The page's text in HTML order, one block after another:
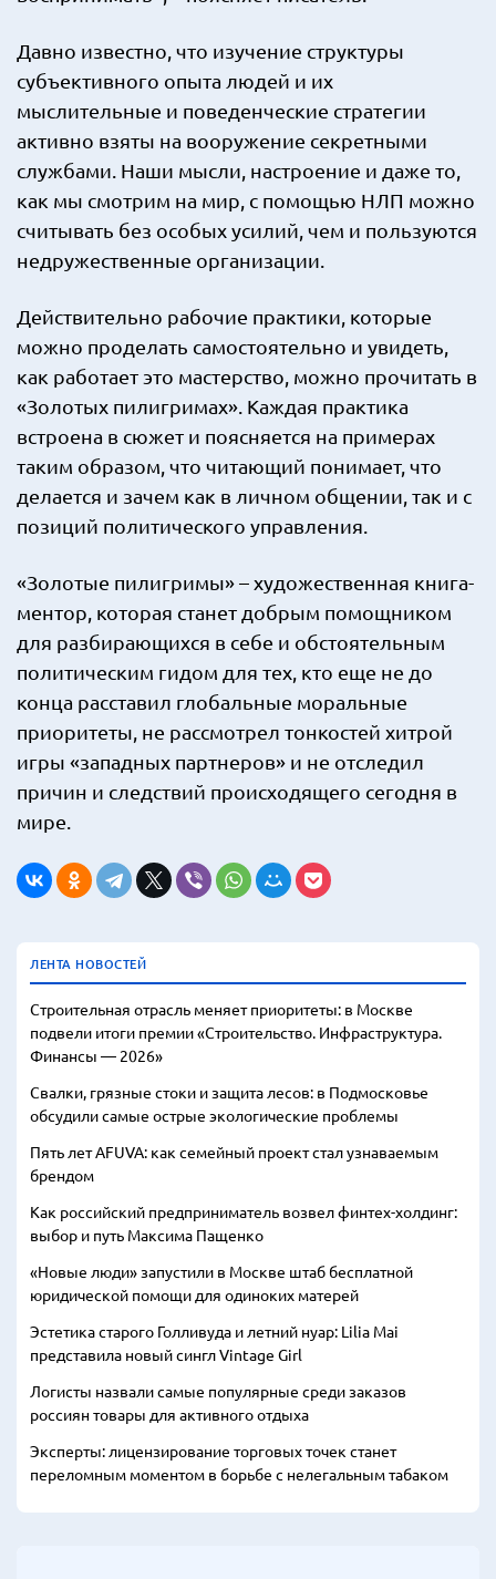
Давно известно, что изучение структуры
субъективного опыта людей и их
мыслительные и поведенческие стратегии
активно взяты на вооружение секретными
службами. Наши мысли, настроение и даже то,
как мы смотрим на мир, с помощью НЛП можно
считывать без особых усилий, чем и пользуются
недружественные организации.
Действительно рабочие практики, которые
можно проделать самостоятельно и увидеть,
как работает это мастерство, можно прочитать в
«Золотых пилигримах». Каждая практика
встроена в сюжет и поясняется на примерах
таким образом, что читающий понимает, что
делается и зачем как в личном общении, так и с
позиций политического управления.
«Золотые пилигримы» – художественная книга-
ментор, которая станет добрым помощником
для разбирающихся в себе и обстоятельным
политическим гидом для тех, кто еще не до
конца расставил глобальные моральные
приоритеты, не рассмотрел тонкостей хитрой
игры «западных партнеров» и не отследил
причин и следствий происходящего сегодня в
мире.
ЛЕНТА НОВОСТЕЙ
Строительная отрасль меняет приоритеты: в Москве
подвели итоги премии «Строительство. Инфраструктура.
Финансы — 2026»
Свалки, грязные стоки и защита лесов: в Подмосковье
обсудили самые острые экологические проблемы
Пять лет AFUVA: как семейный проект стал узнаваемым
брендом
Как российский предприниматель возвел финтех-холдинг:
выбор и путь Максима Пащенко
«Новые люди» запустили в Москве штаб бесплатной
юридической помощи для одиноких матерей
Эстетика старого Голливуда и летний нуар: Lilia Mai
представила новый сингл Vintage Girl
Логисты назвали самые популярные среди заказов
россиян товары для активного отдыха
Эксперты: лицензирование торговых точек станет
переломным моментом в борьбе с нелегальным табаком